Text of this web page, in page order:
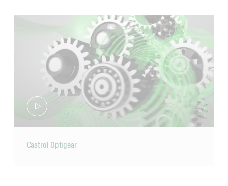
Castrol Optigear